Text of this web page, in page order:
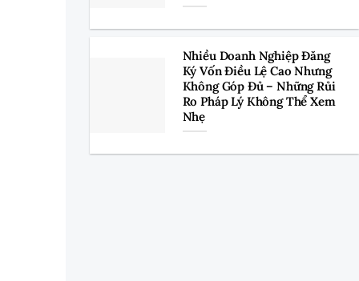
Nhiều Doanh Nghiệp Đăng
Ký Vốn Điều Lệ Cao Nhưng
Không Góp Đủ – Những Rủi
Ro Pháp Lý Không Thể Xem
Nhẹ